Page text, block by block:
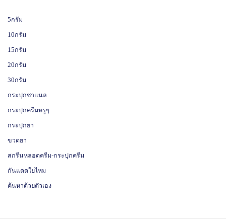
5กรัม
10กรัม
15กรัม
20กรัม
30กรัม
กระปุกชาแนล
กระปุกครีมหรูๆ
กระปุกยา
ขวดยา
สกรีนหลอดครีม-กระปุกครีม
กันแดดใยไหม
ค้นหาด้วยตัวเอง